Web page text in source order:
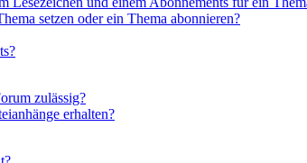
setzen oder ein Thema abonnieren?
zulässig?
erhalten?